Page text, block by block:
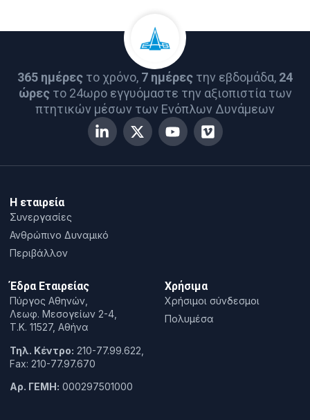
365 ημέρες το χρόνο, 7 ημέρες την εβδομάδα, 24
ώρεςτο 24ωρο εγγυόμαστε την αξιοπιστία των
πτητικών μέσων των Ενόπλων Δυνάμεων
Έδρα Εταιρείας
Πύργος Αθηνών,
Λεωφ. Μεσογείων 2-4,
T.K. 11527, Αθήνα
Τηλ. Κέντρο: 210-77.99.622,
Fax: 210-77.97.670
Αρ. ΓΕΜΗ: 000297501000
Η εταιρεία
Συνεργασίες
Ανθρώπινο Δυναμικό
Περιβάλλον
Χρήσιμα
Χρήσιμοι σύνδεσμοι
Πολυμέσα